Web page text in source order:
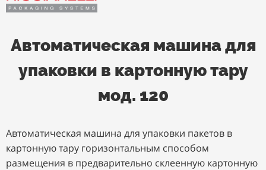
Автоматическая машина для
упаковки в картонную тару
мод. 120
Автоматическая машина для упаковки пакетов в
картонную тару горизонтальным способом
размещения в предварительно склеенную картонную